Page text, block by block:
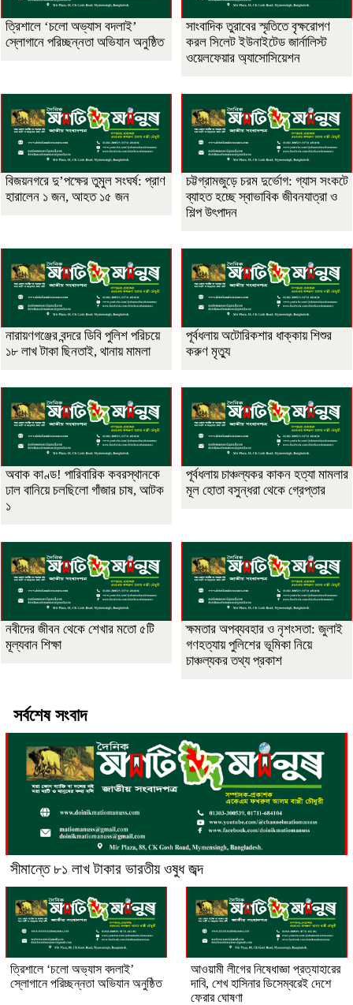
‎ত্রিশালে ‘চলো অভ্যাস বদলাই’
স্লোগানে পরিচ্ছন্নতা অভিযান অনুষ্ঠিত
সাংবাদিক তুরাবের স্মৃতিতে বৃক্ষরোপণ
করল সিলেট ইউনাইটেড জার্নালিস্ট
ওয়েলফেয়ার অ্যাসোসিয়েশন
বিজয়নগরে দু’পক্ষের তুমুল সংঘর্ষ: প্রাণ
হারালেন ১ জন, আহত ১৫ জন
চট্টগ্রামজুড়ে চরম দুর্ভোগ: গ্যাস সংকটে
ব্যাহত হচ্ছে স্বাভাবিক জীবনযাত্রা ও
শিল্প উৎপাদন
নারায়ণগঞ্জের বন্দরে ডিবি পুলিশ পরিচয়ে
১৮ লাখ টাকা ছিনতাই, থানায় মামলা
পূর্বধলায় অটোরিকশার ধাক্কায় শিশুর
করুণ মৃত্যু
অবাক কাণ্ড! পারিবারিক কবরস্থানকে
ঢাল বানিয়ে চলছিলো গাঁজার চাষ, আটক
১
পূর্বধলায় চাঞ্চল্যকর কাকন হত্যা মামলার
মূল হোতা বসুন্ধরা থেকে গ্রেপ্তার
নবীদের জীবন থেকে শেখার মতো ৫টি
মূল্যবান শিক্ষা
ক্ষমতার অপব্যবহার ও নৃশংসতা: জুলাই
গণহত্যায় পুলিশের ভূমিকা নিয়ে
চাঞ্চল্যকর তথ্য প্রকাশ
সর্বশেষ সংবাদ
সীমান্তে ৮১ লাখ টাকার ভারতীয় ওষুধ জব্দ
‎ত্রিশালে ‘চলো অভ্যাস বদলাই’
স্লোগানে পরিচ্ছন্নতা অভিযান অনুষ্ঠিত
আওয়ামী লীগের নিষেধাজ্ঞা প্রত্যাহারের
দাবি, শেখ হাসিনার ডিসেম্বরেই দেশে
ফেরার ঘোষণা